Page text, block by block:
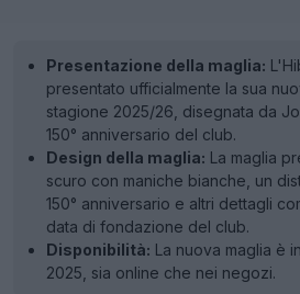
Presentazione della maglia:
presentato ufficialmente la sua
stagione 2025/26, disegnata da
150° anniversario del club.
Design della maglia: La maglia
scuro con maniche bianche, un
150° anniversario e altri dettagli
data di fondazione del club.
Disponibilità: La nuova maglia è
2025, sia online che nei negozi.